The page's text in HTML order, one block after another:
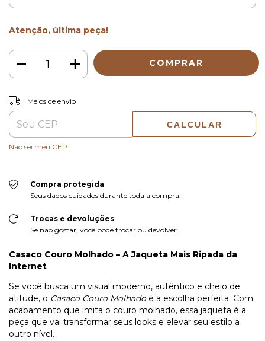
Atenção, última peça!
Entregas para o CEP:
Meios de envio
CALCULAR
Não sei meu CEP
Compra protegida
Seus dados cuidados durante toda a compra.
Trocas e devoluções
Se não gostar, você pode trocar ou devolver.
Casaco Couro Molhado – A Jaqueta Mais Ripada da
Internet
Se você busca um visual moderno, autêntico e cheio de
atitude, o Casaco Couro Molhadoé a escolha perfeita. Com
acabamento que imita o couro molhado, essa jaqueta é a
peça que vai transformar seus looks e elevar seu estilo a
outro nível.